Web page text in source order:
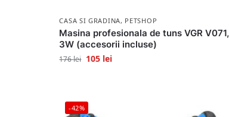
CASA SI GRADINA, PETSHOP
Masina profesionala de tuns VGR V071,
3W (accesorii incluse)
176lei 105 lei
-42%